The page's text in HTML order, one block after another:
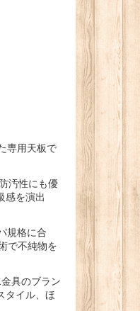
専用天板で
汚性にも優
感を演出
規格に合
で不純物を
具のブラン
タイル、ほ